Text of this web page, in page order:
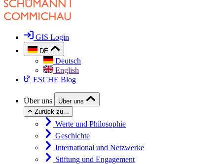
GIS Login
DE
Deutsch
English
ESCHE Blog
Über uns
Über uns
Zurück zu...
Werte und Philosophie
Geschichte
International und Netzwerke
Stiftung und Engagement